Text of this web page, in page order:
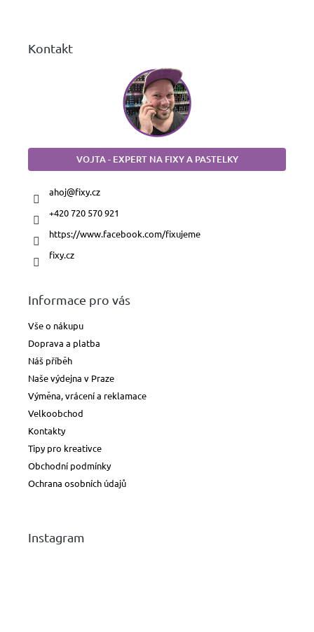
Kontakt
VOJTA - EXPERT NA FIXY A PASTELKY
ahoj@fixy.cz
+420 720 570 921
https://www.facebook.com/fixujeme
fixy.cz
Informace pro vás
Vše o nákupu
Doprava a platba
Náš příběh
Naše výdejna v Praze
Výměna, vrácení a reklamace
Velkoobchod
Kontakty
Tipy pro kreativce
Obchodní podmínky
Ochrana osobních údajů
Instagram